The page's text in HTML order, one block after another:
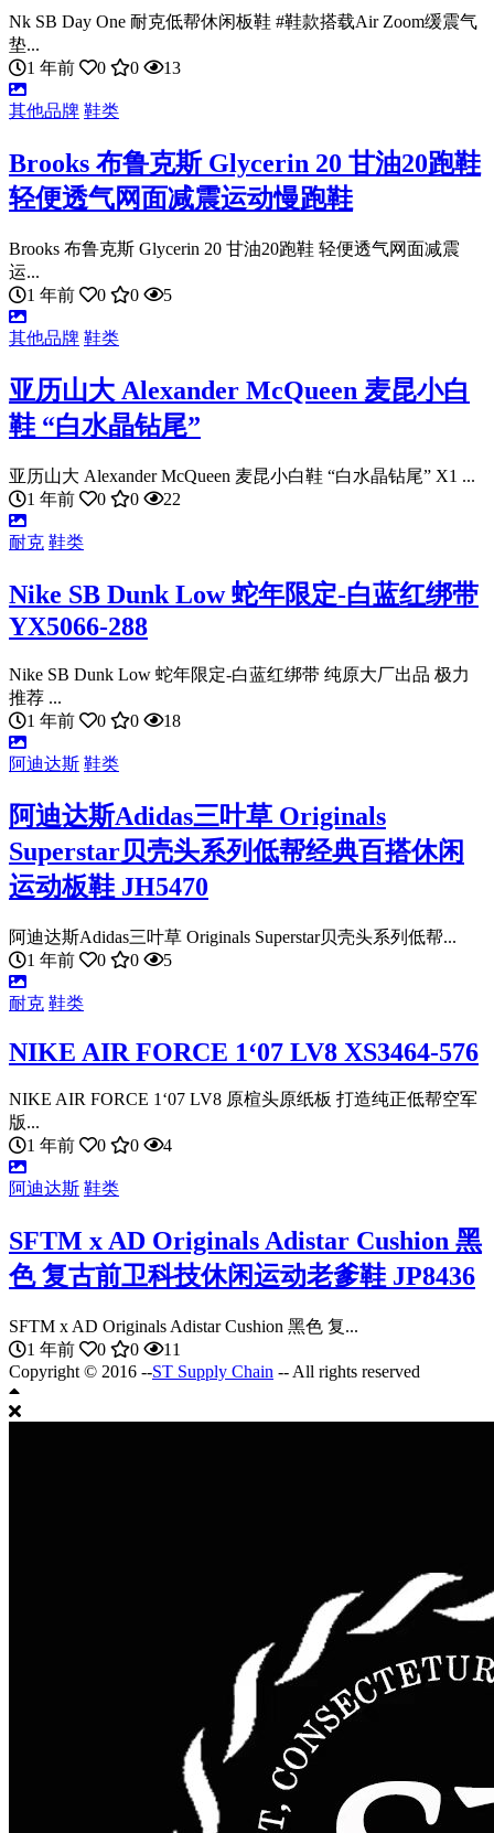
Nk SB Day One 耐克低帮休闲板鞋 #鞋款搭载Air Zoom缓震气
垫...
1 年前
0 0 13
其他品牌 鞋类
Brooks 布鲁克斯 Glycerin 20 甘油20跑鞋
轻便透气网面减震运动慢跑鞋
Brooks 布鲁克斯 Glycerin 20 甘油20跑鞋 轻便透气网面减震
运...
1 年前
0 0 5
其他品牌 鞋类
亚历山大 Alexander McQueen 麦昆小白
鞋 “白水晶钻尾”
亚历山大 Alexander McQueen 麦昆小白鞋 “白水晶钻尾” X1 ...
1 年前
0 0 22
耐克 鞋类
Nike SB Dunk Low 蛇年限定-白蓝红绑带
YX5066-288
Nike SB Dunk Low 蛇年限定-白蓝红绑带 纯原大厂出品 极力
推荐 ...
1 年前
0 0 18
阿迪达斯 鞋类
阿迪达斯Adidas三叶草 Originals
Superstar贝壳头系列低帮经典百搭休闲
运动板鞋 JH5470
阿迪达斯Adidas三叶草 Originals Superstar贝壳头系列低帮...
1 年前
0 0 5
耐克 鞋类
NIKE AIR FORCE 1‘07 LV8 XS3464-576
NIKE AIR FORCE 1‘07 LV8 原楦头原纸板 打造纯正低帮空军
版...
1 年前
0 0 4
阿迪达斯 鞋类
SFTM x AD Originals Adistar Cushion 黑
色 复古前卫科技休闲运动老爹鞋 JP8436
SFTM x AD Originals Adistar Cushion 黑色 复...
1 年前
0 0
11
Copyright © 2016 --ST Supply Chain -- All rights reserved